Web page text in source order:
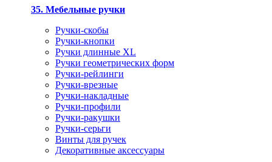
35. Мебельные ручки
Ручки-скобы
Ручки-кнопки
Ручки длинные XL
Ручки геометрических форм
Ручки-рейлинги
Ручки-врезные
Ручки-накладные
Ручки-профили
Ручки-ракушки
Ручки-серьги
Винты для ручек
Декоративные аксессуары